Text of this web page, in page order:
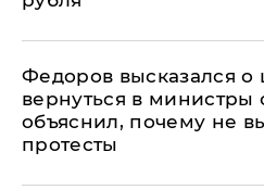
Федоров высказался о
вернуться в
объяснил, почему не
протесты